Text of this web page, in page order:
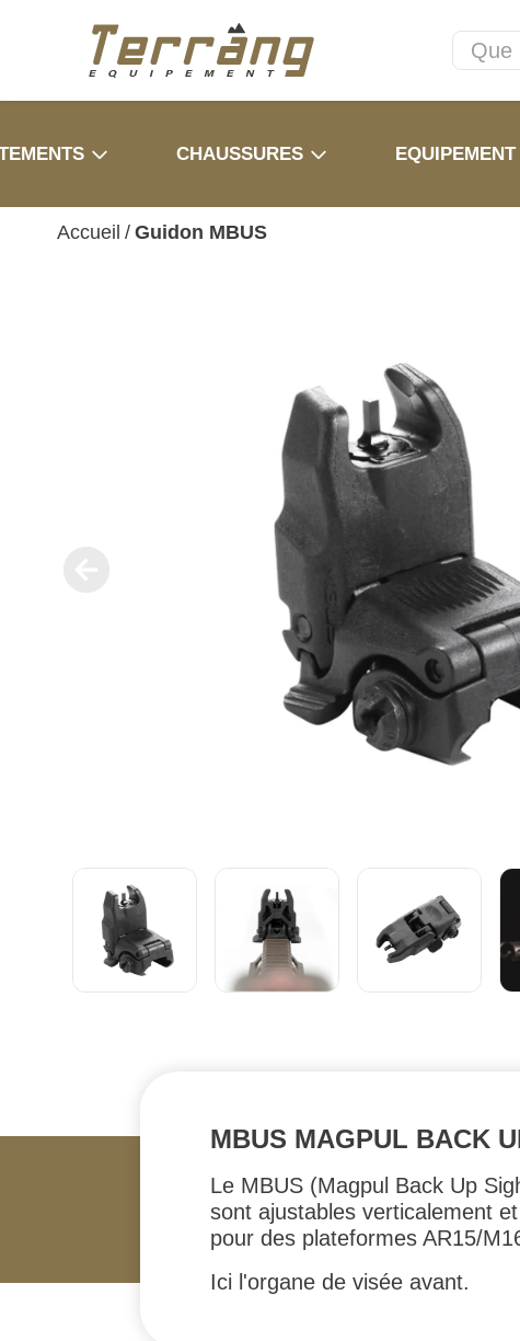
CHAUSSURES EQUIPEMENT
Accueil / Guidon MBUS
MBUS MAGPUL BACK
Le MBUS (Magpul Back Up
sont ajustables verticalement
pour des plateformes AR15/
Ici l'organe de visée avant.